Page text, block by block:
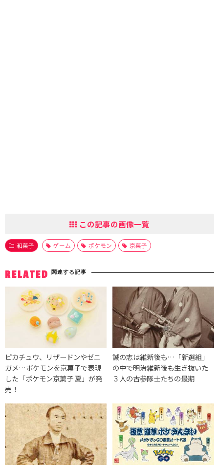
この記事の画像一覧
和菓子 ゲーム ポケモン 京菓子
RELATED 関連する記事
ピカチュウ、リザードンやゼニ
ガメ…ポケモンを京菓子で表現
した「ポケモン京菓子 夏」が発
売！
誠の志は維新後も…「新選組」
の中で明治維新後も生き抜いた
３人の古参隊士たちの最期